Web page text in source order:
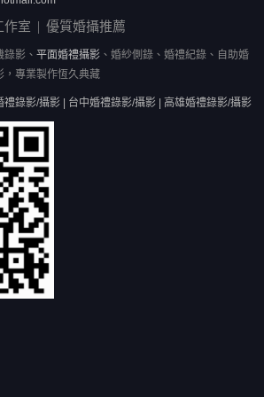
作室 | 優質婚攝推薦
錄影、平面婚禮攝影 、婚紗側錄、婚禮紀錄、自助婚
，專業製作恆久典藏
禮錄影/攝影 | 台中婚禮錄影/攝影 | 高雄婚禮錄影/攝影